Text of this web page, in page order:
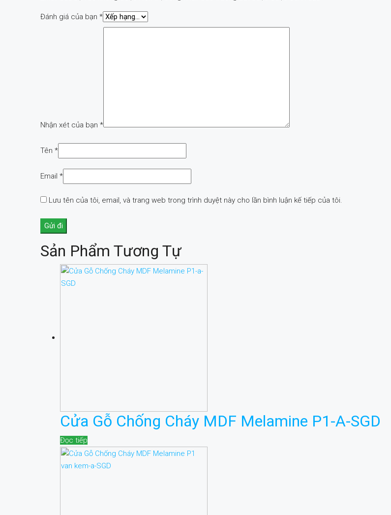
Đánh giá của bạn *
Nhận xét của bạn *
Tên *
Email *
Lưu tên của tôi, email, và trang web trong trình duyệt này cho lần bình luận kế tiếp của tôi.
Sản Phẩm Tương Tự
Cửa Gỗ Chống Cháy MDF Melamine P1-A-SGD
Đọc tiếp